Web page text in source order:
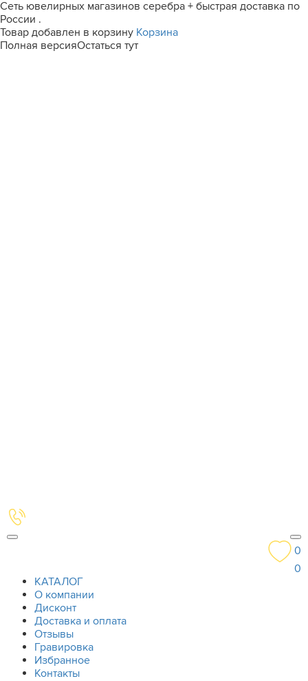
Сеть ювелирных магазинов серебра + быстрая доставка по
России .
Товар добавлен в корзину Корзина
Полная версияОстаться тут
0
0
КАТАЛОГ
О компании
Дисконт
Доставка и оплата
Отзывы
Гравировка
Избранное
Контакты